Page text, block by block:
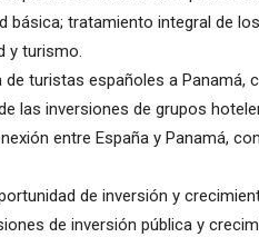
básica; tratamiento integral de los
y turismo.
turistas españoles a Panamá,
las inversiones de grupos
entre España y Panamá,
de inversión y
de inversión pública y